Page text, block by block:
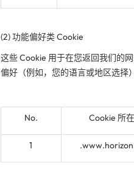
(2) 功能偏好类 Cookie
这些 Cookie 用于在您返回我们的
偏好（例如，您的语言或地区选择）
No. Cookie 所
1